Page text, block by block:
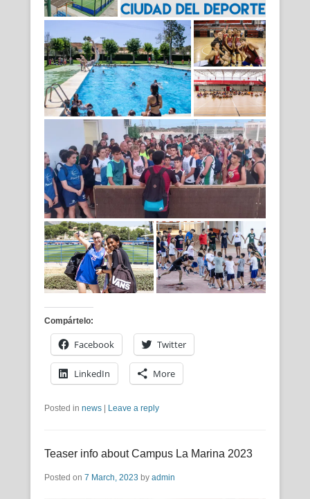
Compártelo:
Facebook Twitter
LinkedIn More
Posted in news Leave a reply
Teaser info about Campus La Marina 2023
Posted on 7 March, 2023 by admin